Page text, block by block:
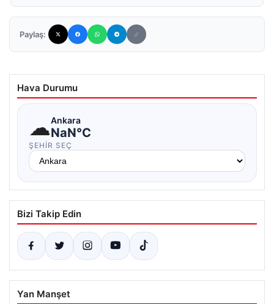
Paylaş:
Hava Durumu
☁Ankara
NaN°C
ŞEHIR SEÇ
Bizi Takip Edin
Yan Manşet